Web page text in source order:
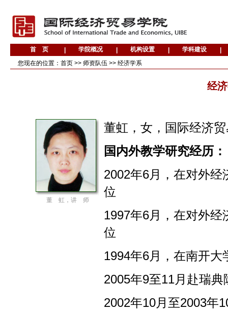
您现在的位置： 首页 >> 师资队伍 >> 经济学系
经
董 虹，讲 师
董虹，女，国际经济
国内外教学研究经历：
2002年6月，在对外
位
1997年6月，在对外
位
1994年6月，在南开
2005年9至11月赴瑞
2002年10月至2003年